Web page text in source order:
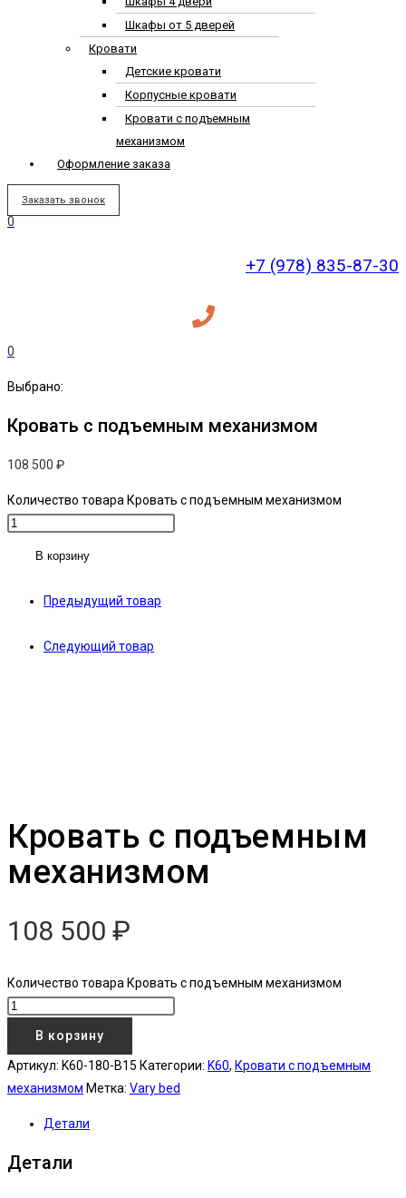
Шкафы от 5 дверей
Кровати
Детские кровати
Корпусные кровати
Кровати с подъемным
механизмом
Оформление заказа
Заказать звонок
0
+7 (978) 835-87-30
0
Выбрано:
Кровать с подъемным механизмом
108 500 ₽
Количество товара Кровать с подъемным механизмом
В корзину
Предыдущий товар
Следующий товар
Кровать с подъемным
механизмом
108 500 ₽
Количество товара Кровать с подъемным механизмом
В корзину
Артикул: K60-180-B15 Категории: K60, Кровати с подъемным
механизмом Метка: Vary bed
Детали
Детали